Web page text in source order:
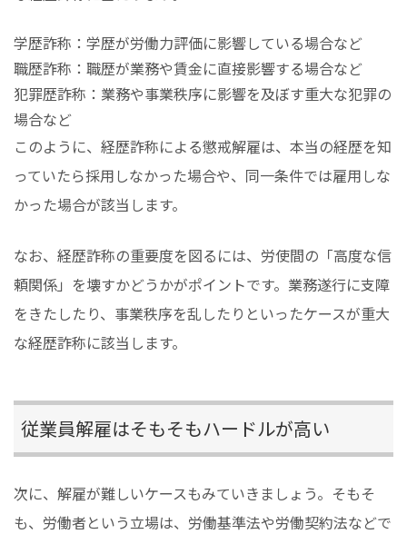
学歴詐称：学歴が労働力評価に影響している場合など
職歴詐称：職歴が業務や賃金に直接影響する場合など
犯罪歴詐称：業務や事業秩序に影響を及ぼす重大な犯罪の
場合など
このように、経歴詐称による懲戒解雇は、本当の経歴を知
っていたら採用しなかった場合や、同一条件では雇用しな
かった場合が該当します。
なお、経歴詐称の重要度を図るには、労使間の「高度な信
頼関係」を壊すかどうかがポイントです。業務遂行に支障
をきたしたり、事業秩序を乱したりといったケースが重大
な経歴詐称に該当します。
従業員解雇はそもそもハードルが高い
次に、解雇が難しいケースもみていきましょう。そもそ
も、労働者という立場は、労働基準法や労働契約法などで